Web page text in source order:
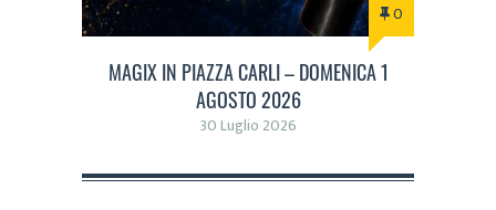
0
MAGIX IN PIAZZA CARLI – DOMENICA 1
AGOSTO 2026
30 Luglio 2026